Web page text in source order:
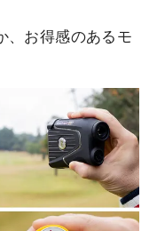
、お得感のあるモ